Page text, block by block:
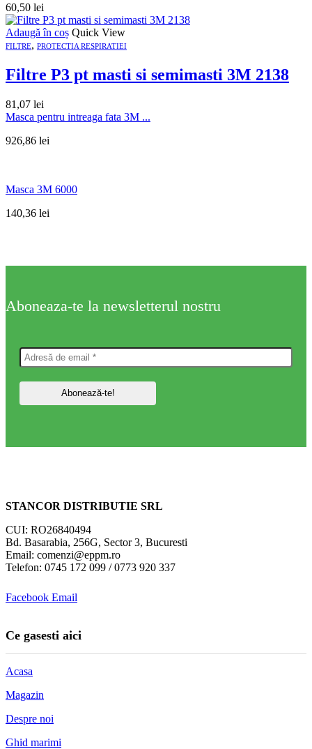
60,50 lei
Adaugă în coș Quick View
FILTRE, PROTECTIA RESPIRATIEI
Filtre P3 pt masti si semimasti 3M 2138
81,07 lei
Masca pentru intreaga fata 3M ...
926,86 lei
Masca 3M 6000
140,36 lei
Aboneaza-te la newsletterul nostru
STANCOR DISTRIBUTIE SRL
CUI: RO26840494
Bd. Basarabia, 256G, Sector 3, Bucuresti
Email: comenzi@eppm.ro
Telefon: 0745 172 099 / 0773 920 337
Facebook Email
Ce gasesti aici
Acasa
Magazin
Despre noi
Ghid marimi